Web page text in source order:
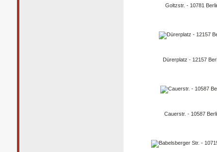
Goltzstr. - 10781
Dürerplatz - 12157
Cauerstr. - 10587